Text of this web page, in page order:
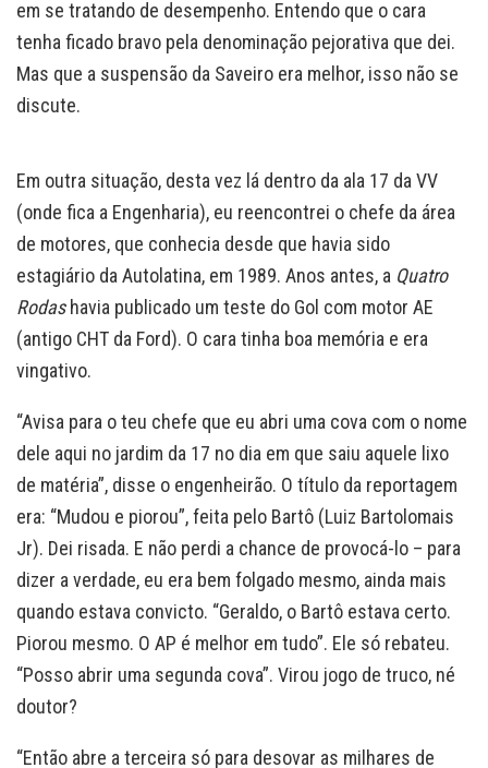
em se tratando de desempenho. Entendo que o cara
tenha ficado bravo pela denominação pejorativa que dei.
Mas que a suspensão da Saveiro era melhor, isso não se
discute.
Em outra situação, desta vez lá dentro da ala 17 da VV
(onde fica a Engenharia), eu reencontrei o chefe da área
de motores, que conhecia desde que havia sido
estagiário da Autolatina, em 1989. Anos antes, a Quatro
Rodashavia publicado um teste do Gol com motor AE
(antigo CHT da Ford). O cara tinha boa memória e era
vingativo.
“Avisa para o teu chefe que eu abri uma cova com o nome
dele aqui no jardim da 17 no dia em que saiu aquele lixo
de matéria”, disse o engenheirão. O título da reportagem
era: “Mudou e piorou”, feita pelo Bartô (Luiz Bartolomais
Jr). Dei risada. E não perdi a chance de provocá-lo – para
dizer a verdade, eu era bem folgado mesmo, ainda mais
quando estava convicto. “Geraldo, o Bartô estava certo.
Piorou mesmo. O AP é melhor em tudo”. Ele só rebateu.
“Posso abrir uma segunda cova”. Virou jogo de truco, né
doutor?
“Então abre a terceira só para desovar as milhares de